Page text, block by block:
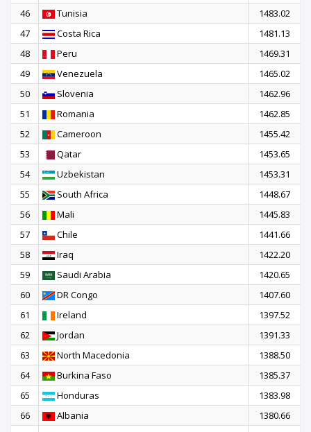
46
Tunisia
1483.02
47
Costa Rica
1481.13
48
Peru
1469.31
49
Venezuela
1465.02
50
Slovenia
1462.96
51
Romania
1462.85
52
Cameroon
1455.42
53
Qatar
1453.65
54
Uzbekistan
1453.31
55
South Africa
1448.67
56
Mali
1445.83
57
Chile
1441.66
58
Iraq
1422.20
59
Saudi Arabia
1420.65
60
DR Congo
1407.60
61
Ireland
1397.52
62
Jordan
1391.33
63
North Macedonia
1388.50
64
Burkina Faso
1385.37
65
Honduras
1383.98
66
Albania
1380.66